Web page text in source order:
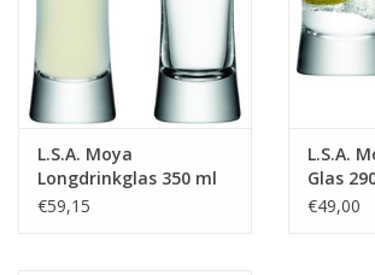
L.S.A. Moya
Longdrinkglas 350 ml
Set van 2 Stuks
€59,15
L.S.A.
Glas
Stuks
€49,00